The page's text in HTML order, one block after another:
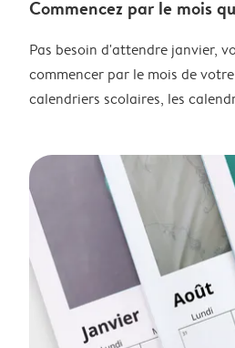
Commencez par le mois
Pas besoin d'attendre janvier,
commencer par le mois de
calendriers scolaires, les